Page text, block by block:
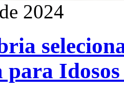
2024
para